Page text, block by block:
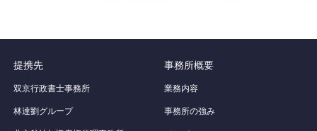
提携先
双京行政書士事務所
林達劉グループ
事務所概要
業務内容
事務所の強み